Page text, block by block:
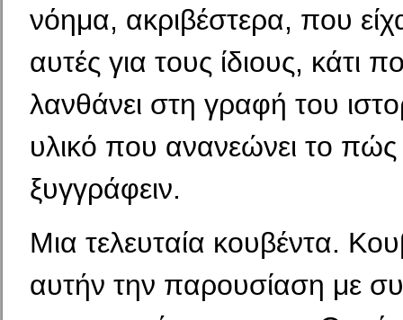
νόημα, ακρι­βέστερα, που
αυτές για τους ίδιους, κάτι
λανθάνει στη γραφή του
υλικό που ανανεώνει το πώς
ξυγγράφειν.
Μια τελευταία κουβέντα.
αυτήν την παρουσία­ση με